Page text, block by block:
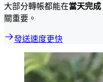
大部分轉帳都能在當天完成
關重要。
發送速度更快